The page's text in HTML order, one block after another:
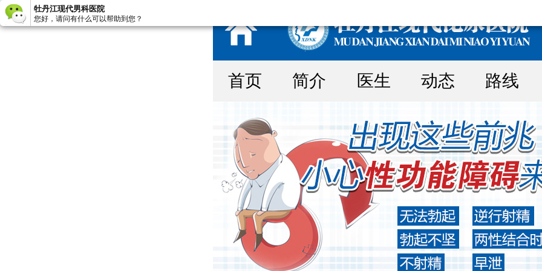
首页 简介 医生 动态 路线
牡丹江现代男科医院
您好，请问有什么可以帮助到您？